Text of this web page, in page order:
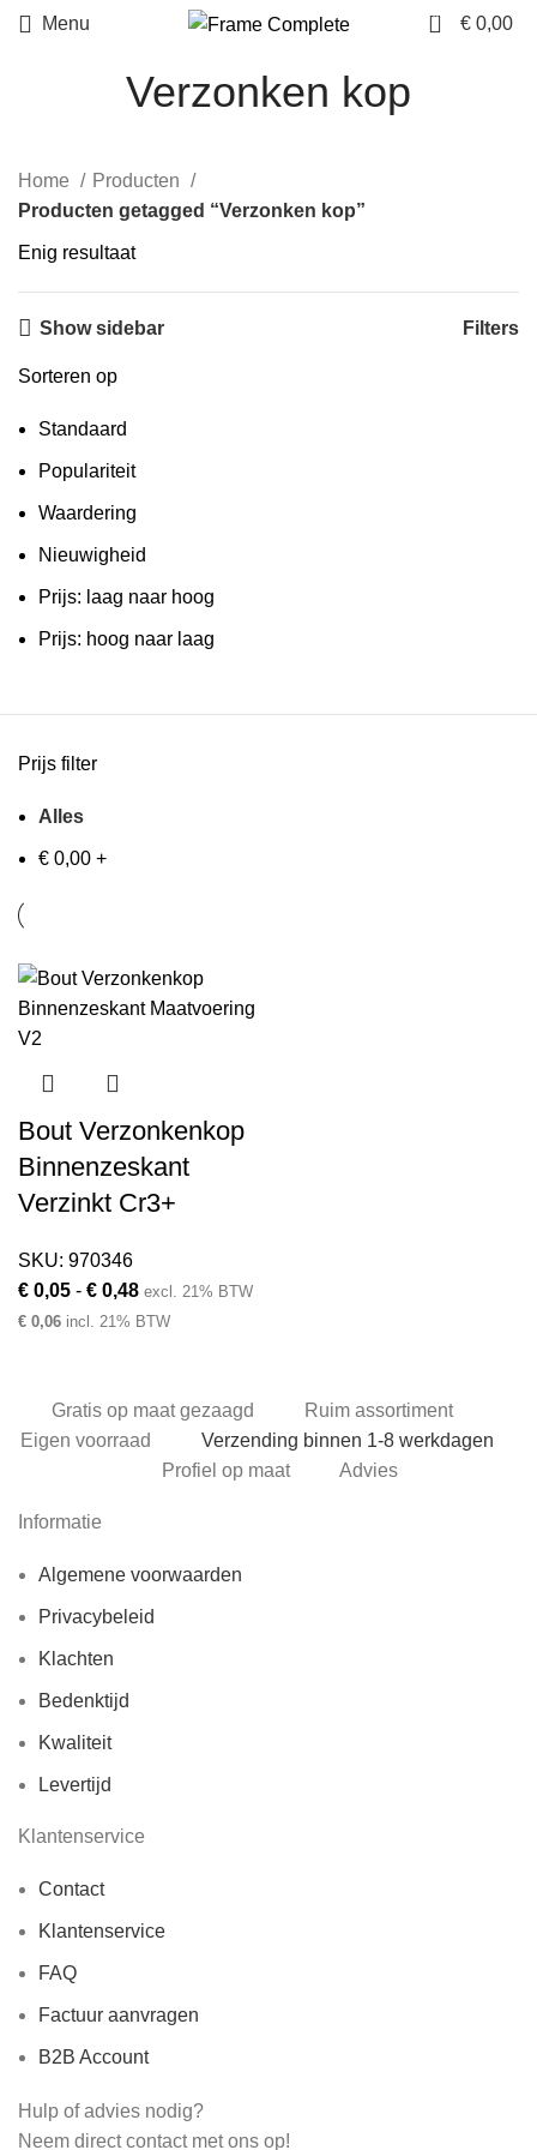
Menu 0 € 0,00
Verzonken kop
Home
Producten
Producten getagged “Verzonken kop”
Enig resultaat
Show sidebar Filters
Sorteren op
Standaard
Populariteit
Waardering
Nieuwigheid
Prijs: laag naar hoog
Prijs: hoog naar laag
Prijs filter
Alles
€ 0,00 +
Bout Verzonkenkop
Binnenzeskant
Verzinkt Cr3+
SKU: 970346
€ 0,05 - € 0,48Prijsklasse:
€ 0,05
excl. 21% BTW
€ 0,06 incl. 21% BTW
Gratis op maat gezaagd
Ruim assortiment
Eigen voorraad
Verzending binnen 1-8 werkdagen
Profiel op maat
Advies
Informatie
Algemene voorwaarden
Privacybeleid
Klachten
Bedenktijd
Kwaliteit
Levertijd
Klantenservice
Contact
Klantenservice
FAQ
Factuur aanvragen
B2B Account
Hulp of advies nodig?
Neem direct contact met ons op!